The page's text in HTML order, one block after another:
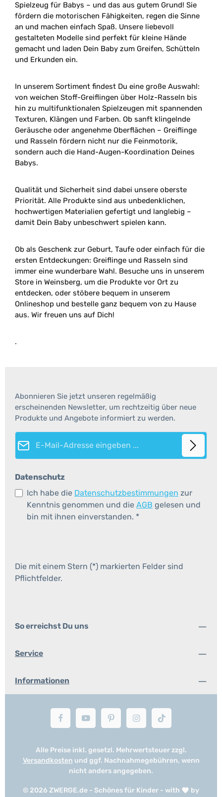
Spielzeug für Babys – und das aus gutem Grund! Sie
fördern die motorischen Fähigkeiten, regen die Sinne
an und machen einfach Spaß. Unsere liebevoll
gestalteten Modelle sind perfekt für kleine Hände
gemacht und laden Dein Baby zum Greifen, Schütteln
und Erkunden ein.
In unserem Sortiment findest Du eine große Auswahl:
von weichen Stoff-Greiflingen über Holz-Rasseln bis
hin zu multifunktionalen Spielzeugen mit spannenden
Texturen, Klängen und Farben. Ob sanft klingelnde
Geräusche oder angenehme Oberflächen – Greiflinge
und Rasseln fördern nicht nur die Feinmotorik,
sondern auch die Hand-Augen-Koordination Deines
Babys.
Qualität und Sicherheit sind dabei unsere oberste
Priorität. Alle Produkte sind aus unbedenklichen,
hochwertigen Materialien gefertigt und langlebig –
damit Dein Baby unbeschwert spielen kann.
Ob als Geschenk zur Geburt, Taufe oder einfach für die
ersten Entdeckungen: Greiflinge und Rasseln sind
immer eine wunderbare Wahl. Besuche uns in unserem
Store in Weinsberg, um die Produkte vor Ort zu
entdecken, oder stöbere bequem in unserem
Onlineshop und bestelle ganz bequem von zu Hause
aus. Wir freuen uns auf Dich!
.
Abonnieren Sie jetzt unseren regelmäßig
erscheinenden Newsletter, um rechtzeitig über neue
Produkte und Angebote informiert zu werden.
E-Mail-Adresse*
Datenschutz
Ich habe die Datenschutzbestimmungen zur
Kenntnis genommen und die AGB gelesen und
bin mit ihnen einverstanden. *
Die mit einem Stern (*) markierten Felder sind
Pflichtfelder.
So erreichst Du uns
Service
Informationen
© 2026 ZWERGE.de - Schönes für Kinder - with
by
Alle Preise inkl. gesetzl. Mehrwertsteuer zzgl.
Versandkosten und ggf. Nachnahmegebühren, wenn
nicht anders angegeben.